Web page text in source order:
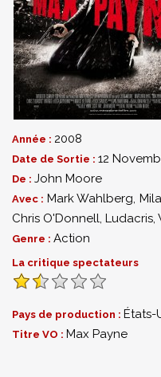
Année : 2008
Date de Sortie : 12
De : John Moore
Avec : Mark Wahlberg,
Chris O'Donnell, Ludacris,
Genre : Action
La critique spectateurs
Pays de production : États-
Titre VO : Max Payne